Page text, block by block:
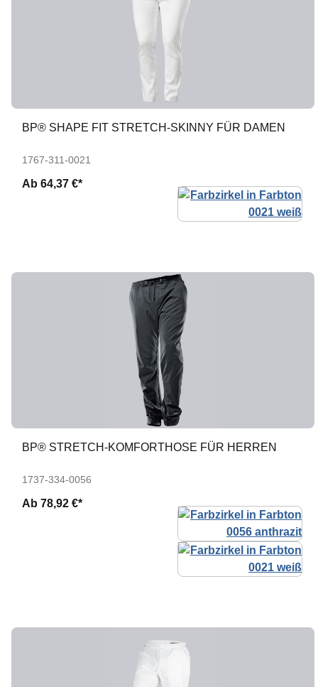
BP® SHAPE FIT STRETCH-SKINNY FÜR DAMEN
1767-311-0021
Ab 64,37 €*
BP® STRETCH-KOMFORTHOSE FÜR HERREN
1737-334-0056
Ab 78,92 €*